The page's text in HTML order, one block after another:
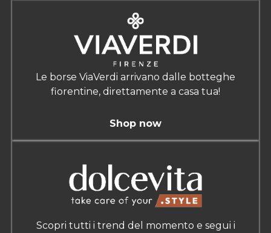
Le borse ViaVerdi arrivano dalle botteghe
fiorentine, direttamente a casa tua!
Shop now
Scopri tutti i trend del momento e segui i